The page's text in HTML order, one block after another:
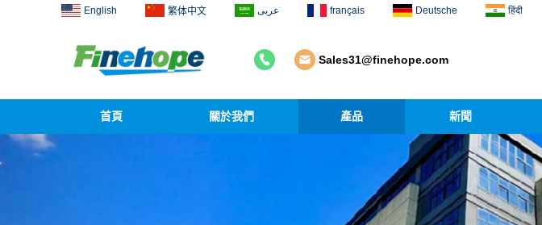
English 繁体中文 عربى français Deutsche हिंदी
Sales31@finehope.com
首頁 關於我們 產品 新聞